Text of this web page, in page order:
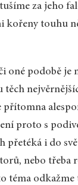
za jeho
kořeny touhu
oné podobě je
těch
přítomna
proto s
přetéká i do
nebo třeba
téma odkažme